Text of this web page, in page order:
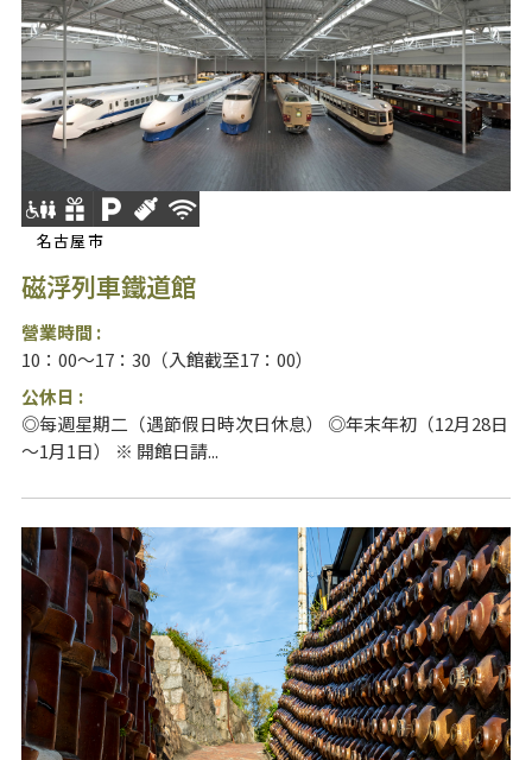
名古屋市
磁浮列車鐵道館
營業時間 :
10：00～17：30（入館截至17：00）
公休日 :
◎每週星期二（遇節假日時次日休息） ◎年末年初（12月28日
～1月1日） ※ 開館日請...